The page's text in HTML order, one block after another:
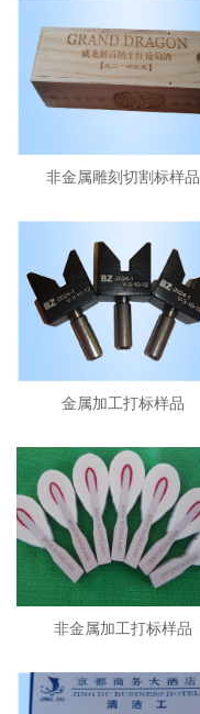
非金属雕刻切割标样品
金属加工打标样品
非金属加工打标样品